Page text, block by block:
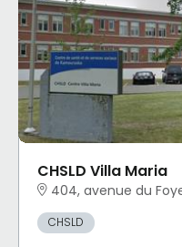
CHSLD Villa Maria
404, avenue du Foyer
CHSLD